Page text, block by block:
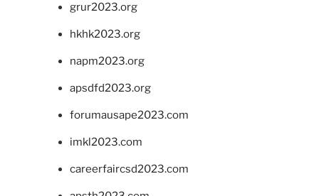
grur2023.org
hkhk2023.org
napm2023.org
apsdfd2023.org
forumausape2023.com
imkl2023.com
careerfaircsd2023.com